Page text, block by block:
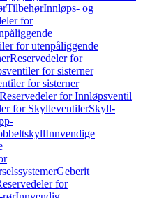
TilbehørInnløps- og
for
for utenpåliggende
Reservedeler for
for sisterner
for sisterner
Reservedeler for Innløpsventil
for SkylleventilerSkyll-
Innvendige
Geberit
for